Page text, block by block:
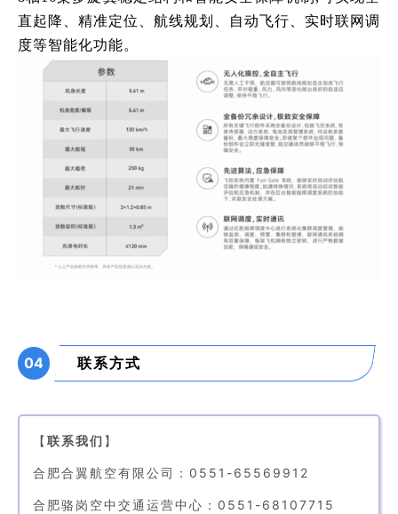
直起降、精准定位、航线规划、自动飞行、实时联网调
度等智能化功能。
04 联系方式
【 联系我们 】
合肥合翼航空有限公司：0551-65569912
合肥骆岗空中交通运营中心：0551-68107715